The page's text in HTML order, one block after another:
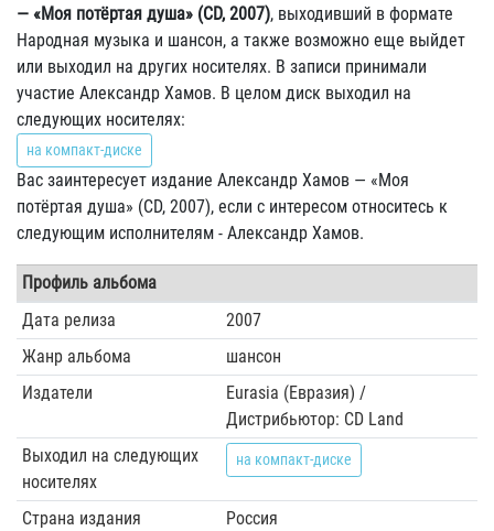
— «Моя потёртая душа» (CD, 2007), выходивший в формате
Народная музыка и шансон, а также возможно еще выйдет
или выходил на других носителях. В записи принимали
участие Александр Хамов. В целом диск выходил на
следующих носителях:
на компакт-диске
Вас заинтересует издание Александр Хамов — «Моя
потёртая душа» (CD, 2007), если с интересом относитесь к
следующим исполнителям - Александр Хамов.
Профиль альбома
Дата релиза
2007
Жанр альбома
шансон
Издатели
Eurasia (Евразия) /
Дистрибьютор: CD Land
Выходил на следующих
носителях
на компакт-диске
Страна издания
Россия